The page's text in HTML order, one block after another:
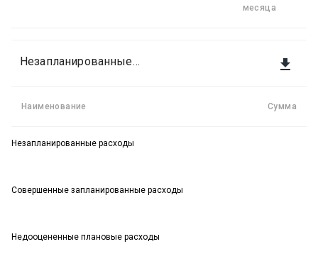
месяца

Незапланированные расходы текущего месяца
Наименование Сумма
Незапланированные расходы
Совершенные запланированные расходы
Недооцененные плановые расходы